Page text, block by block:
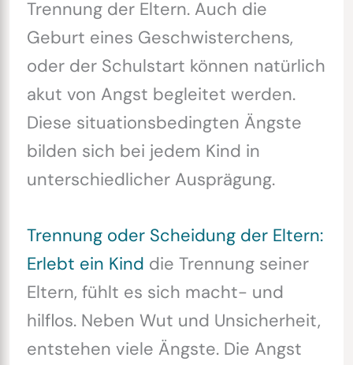
Trennung der Eltern. Auch die
Geburt eines Geschwisterchens,
oder der Schulstart können natürlich
akut von Angst begleitet werden.
Diese situationsbedingten Ängste
bilden sich bei jedem Kind in
unterschiedlicher Ausprägung.
Trennung oder Scheidung der Eltern:
Erlebt ein Kind die Trennung seiner
Eltern, fühlt es sich macht- und
hilflos. Neben Wut und Unsicherheit,
entstehen viele Ängste. Die Angst